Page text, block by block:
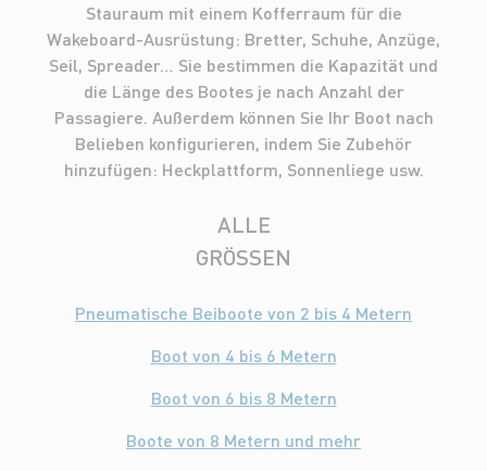
Stauraum mit einem Kofferraum für die
Wakeboard-Ausrüstung: Bretter, Schuhe, Anzüge,
Seil, Spreader… Sie bestimmen die Kapazität und
die Länge des Bootes je nach Anzahl der
Passagiere. Außerdem können Sie Ihr Boot nach
Belieben konfigurieren, indem Sie Zubehör
hinzufügen: Heckplattform, Sonnenliege usw.
ALLE
GRÖSSEN
Pneumatische Beiboote von 2 bis 4 Metern
Boot von 4 bis 6 Metern
Boot von 6 bis 8 Metern
Boote von 8 Metern und mehr